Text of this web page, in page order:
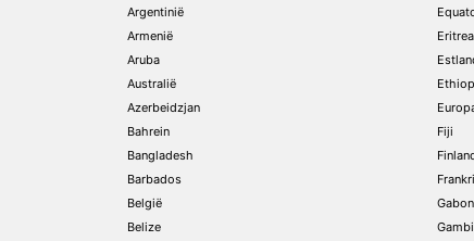
Argentinië
Armenië
Aruba
Australië
Azerbeidzjan
Bahrein
Bangladesh
Barbados
België
Belize
Eritrea
Fiji
Gabon